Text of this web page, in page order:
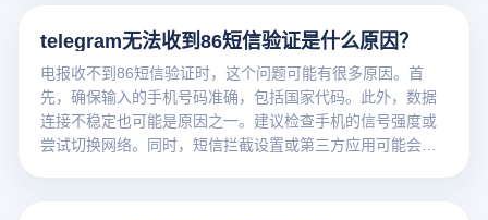
telegram无法收到86短信验证是什么原因？
电报收不到86短信验证时，这个问题可能有很多原因。首
先，确保输入的手机号码准确，包括国家代码。此外，数据
连接不稳定也可能是原因之一。建议检查手机的信号强度或
尝试切换网络。同时，短信拦截设置或第三方应用可能会阻